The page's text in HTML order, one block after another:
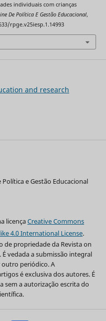
individuais com crianças
De Política E Gestão Educacional,
rpge.v25iesp.1.14993
and research
e Gestão Educacional
licençaCreative Commons
4.0 International License.
de propriedade da Revista on
É vedada a submissão integral
periódico. A
é exclusiva dos autores. É
sem a autorização escrita do